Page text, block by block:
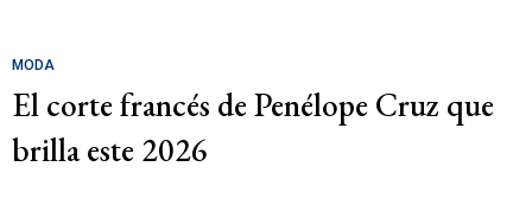
MODA
El corte francés de Penélope Cruz que
brilla este 2026